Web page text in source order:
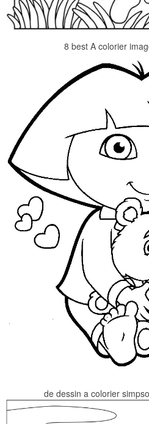
8 best A colorier
de dessin a colorier